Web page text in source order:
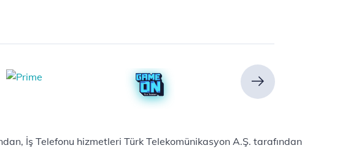
İş Telefonu hizmetleri Türk Telekomünikasyon A.Ş. tarafından